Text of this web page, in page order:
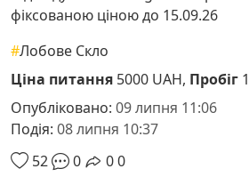
фіксованою ціною до 15.09.26
#Лобове Скло
Ціна питання 5000 UAH, Пробіг
Опубліковано: 09 липня 11:06
Подія: 08 липня 10:37
52
0 00